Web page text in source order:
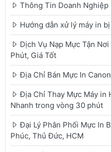
Thông Tin Doanh Nghiệp
Hướng dẫn xử lý máy in
Dịch Vụ Nạp Mực Tận
Phút, Giá Tốt
Địa Chỉ Bán Mực In
Địa Chỉ Thay Mực Máy in
Nhanh trong vòng 30 phút
Đại Lý Phân Phối Mực In
Phúc, Thủ Đức, HCM